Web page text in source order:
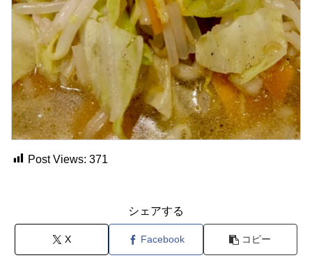
Post Views: 371
シェアする
X Facebook コピー